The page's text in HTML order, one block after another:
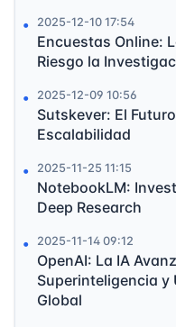
2025-12-10 17:54
Encuestas Online:
Riesgo la
2025-12-09 10:56
Sutskever: El
Escalabilidad
2025-11-25 11:15
NotebookLM:
Deep Research
2025-11-14 09:12
OpenAI: La IA
Superinteligencia y
Global